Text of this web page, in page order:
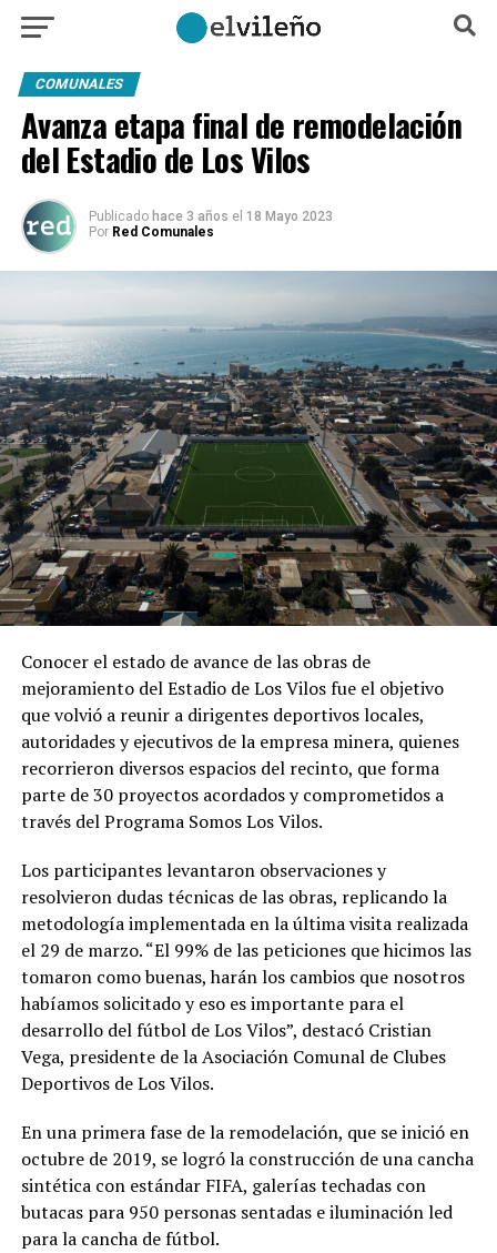
COMUNALES
Avanza etapa final de remodelación
del Estadio de Los Vilos
Publicado hace 3 años el 18 Mayo 2023
Por Red Comunales
Conocer el estado de avance de las obras de
mejoramiento del Estadio de Los Vilos fue el objetivo
que volvió a reunir a dirigentes deportivos locales,
autoridades y ejecutivos de la empresa minera, quienes
recorrieron diversos espacios del recinto, que forma
parte de 30 proyectos acordados y comprometidos a
través del Programa Somos Los Vilos.
Los participantes levantaron observaciones y
resolvieron dudas técnicas de las obras, replicando la
metodología implementada en la última visita realizada
el 29 de marzo. “El 99% de las peticiones que hicimos las
tomaron como buenas, harán los cambios que nosotros
habíamos solicitado y eso es importante para el
desarrollo del fútbol de Los Vilos”, destacó Cristian
Vega, presidente de la Asociación Comunal de Clubes
Deportivos de Los Vilos.
En una primera fase de la remodelación, que se inició en
octubre de 2019, se logró la construcción de una cancha
sintética con estándar FIFA, galerías techadas con
butacas para 950 personas sentadas e iluminación led
para la cancha de fútbol.